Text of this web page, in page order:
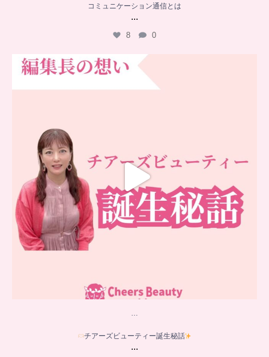
コミュニケーション通信とは
...
8 0
チアーズビューティー誕生秘話
…
チアーズビューティー誕生秘話
...